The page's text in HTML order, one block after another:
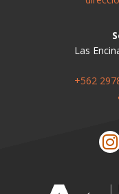
Las
+562